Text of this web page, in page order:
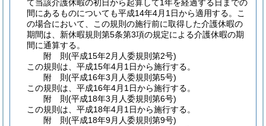
て当該介護休暇の初日から起算して1年を経過する日までの
間にあるものについても平成14年4月1日から適用する。
こ
の場合において、この規則の施行前に取得した介護休暇の
期間は、新休暇規則第5条第3項の規定による介護休暇の期
間に通算する。
附 則(平成15年2月 人委規則第2号)
この規則は、平成15年4月1日から施行する。
附 則(平成16年3月 人委規則第5号)
この規則は、平成16年4月1日から施行する。
附 則(平成18年3月 人委規則第6号)
この規則は、平成18年4月1日から施行する。
附 則(平成18年9月 人委規則第9号)